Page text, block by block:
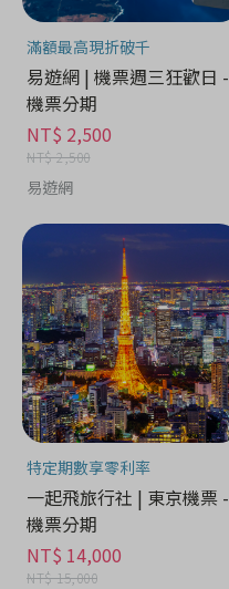
滿額最高現折破千
易遊網 | 機票週三狂歡日 -
機票分期
NT$ 2,500
NT$ 2,500
易遊網
特定期數享零利率
一起飛旅行社 | 東京機票 -
機票分期
NT$ 14,000
NT$ 15,000